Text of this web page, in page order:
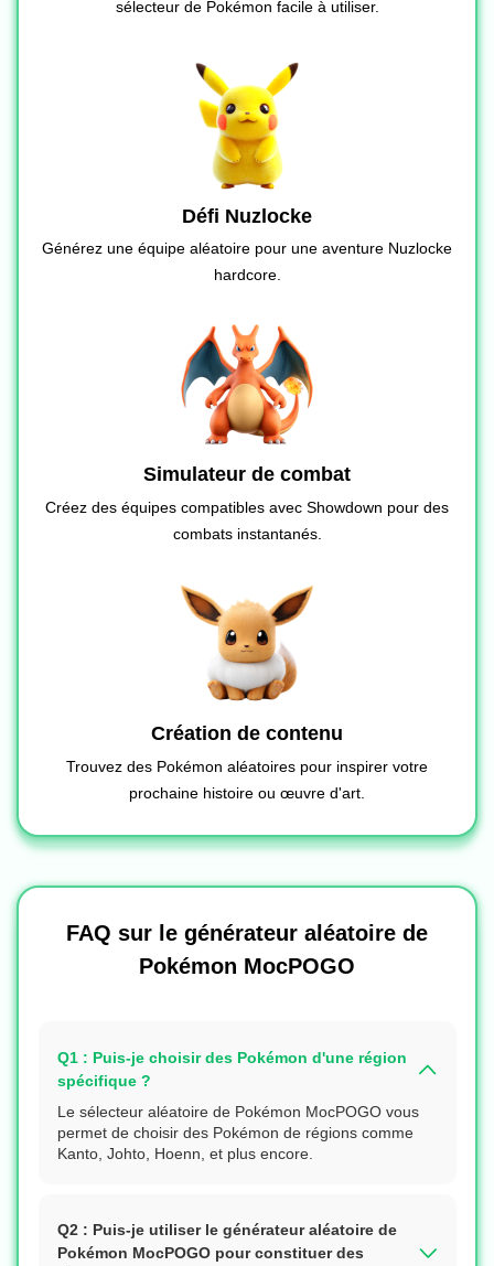
sélecteur de Pokémon facile à utiliser.
Défi Nuzlocke
Générez une équipe aléatoire pour une aventure Nuzlocke
hardcore.
Simulateur de combat
Créez des équipes compatibles avec Showdown pour des
combats instantanés.
Création de contenu
Trouvez des Pokémon aléatoires pour inspirer votre
prochaine histoire ou œuvre d'art.
FAQ sur le générateur aléatoire de
Pokémon MocPOGO
Q1 : Puis-je choisir des Pokémon d'une région
spécifique ?
Le sélecteur aléatoire de Pokémon MocPOGO vous
permet de choisir des Pokémon de régions comme
Kanto, Johto, Hoenn, et plus encore.
Q2 : Puis-je utiliser le générateur aléatoire de
Pokémon MocPOGO pour constituer des